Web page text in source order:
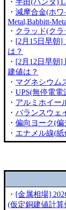
・ 半田(ハンダ)
・ 減摩合金(ホワ
Metal,Babbitt-
・ クラッド(クラ
・ [2月15日早朝]
は？
・ [2月12日早朝]
建値は？
・ マグネシウム
・ UPS(無停電電
・ アルミホイー
・ バランスウェ
・ 偏向ヨーク(偏
・ エナメル線(紙
・ [金属相場]
(仮定銅建値計